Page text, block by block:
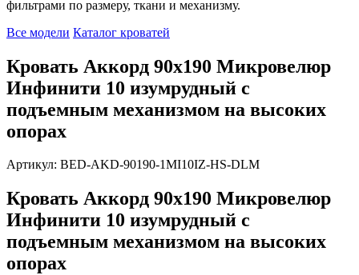
фильтрами по размеру, ткани и механизму.
Все модели Каталог кроватей
Кровать Аккорд 90х190 Микровелюр
Инфинити 10 изумрудный с
подъемным механизмом на высоких
опорах
Артикул: BED-AKD-90190-1MI10IZ-HS-DLM
Кровать Аккорд 90х190 Микровелюр
Инфинити 10 изумрудный с
подъемным механизмом на высоких
опорах